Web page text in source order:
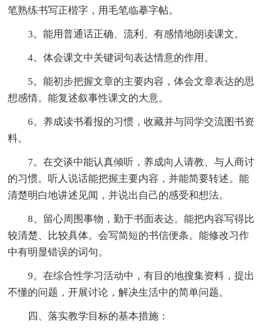
笔熟练书写正楷字，用毛笔临摹字帖。
3。能用普通话正确、流利、有感情地朗读课文。
4。体会课文中关键词句表达情意的作用。
5。能初步把握文章的主要内容，体会文章表达的思
想感情。能复述叙事性课文的大意。
6。养成读书看报的习惯，收藏并与同学交流图书资
料。
7。在交谈中能认真倾听，养成向人请教、与人商讨
的习惯。听人说话能把握主要内容，并能简要转述。能
清楚明白地讲述见闻，并说出自己的感受和想法。
8。留心周围事物，勤于书面表达。能把内容写得比
较清楚、比较具体。会写简短的书信便条。能修改习作
中有明显错误的词句。
9。在综合性学习活动中，有目的地搜集资料，提出
不懂的问题，开展讨论，解决生活中的简单问题。
四、落实教学目标的基本措施：